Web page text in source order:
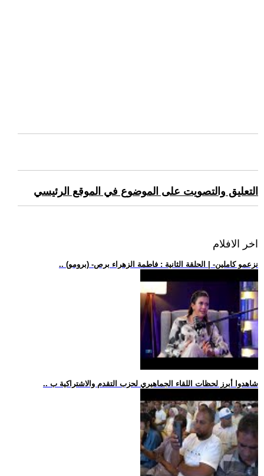
التعليق والتصويت على الموضوع في الموقع الرئيسي
اخر الافلام
.. (برومو) -نزعمو كاملين- | الحلقة الثانية : فاطمة الزهراء برص
.. شاهدوا أبرز لحظات اللقاء الجماهيري لحزب التقدم والاشتراكية ب